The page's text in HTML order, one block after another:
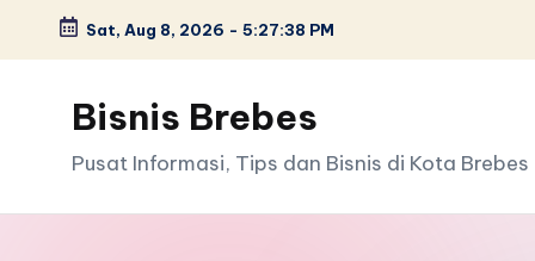
Skip
content
Sat, Aug 8, 2026 - 5:27:39 PM
Bisnis Brebes
Pusat Informasi, Tips dan Bisnis di Kota Brebes